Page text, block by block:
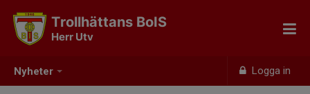
Nyheter Logga in
Trollhättans BoIS
Herr Utv